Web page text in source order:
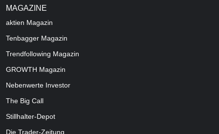
MAGAZINE
aktien Magazin
Tenbagger Magazin
Trendfollowing Magazin
GROWTH Magazin
Nebenwerte Investor
The Big Call
Stillhalter-Depot
Die Trader-Zeitung